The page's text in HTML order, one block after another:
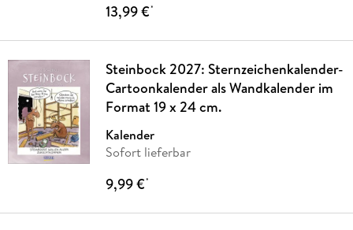
13,99 €*
Steinbock 2027: Sternzeichenkalender-
Cartoonkalender als Wandkalender im
Format 19 x 24 cm.
Kalender
Sofort lieferbar
9,99 €*